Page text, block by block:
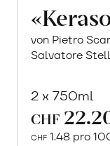
von Pietro
Salvatore
2 x 750ml
CHF
CHF 1.48 pro